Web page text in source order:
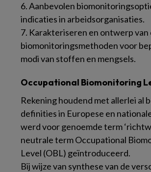
6. Aanbevolen
indicaties in arbeidsorganisaties.
7. Karakteriseren en ontwerp
biomonitoringsmethoden voor
modi van stoffen en mengsels.
Occupational Biomonitoring
Rekening houdend met allerlei al
definities in Europese en
werd voor genoemde term
neutrale term Occupational
Level (OBL) geïntroduceerd.
Bij wijze van synthese van de